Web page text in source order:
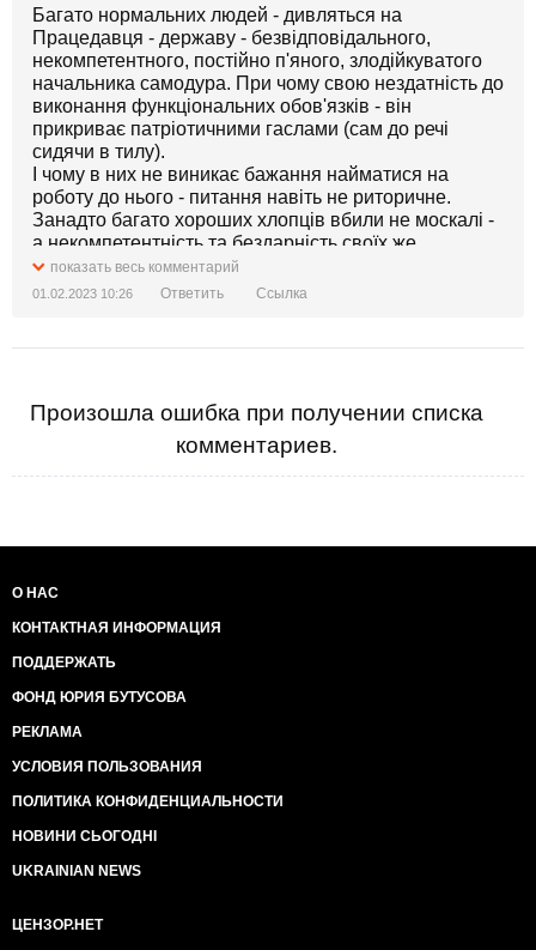
Багато нормальних людей - дивляться на
Працедавця - державу - безвідповідального,
некомпетентного, постійно п'яного, злодійкуватого
начальника самодура. При чому свою нездатність до
виконання функціональних обов'язків - він
прикриває патріотичними гаслами (сам до речі
сидячи в тилу).
І чому в них не виникає бажання найматися на
роботу до нього - питання навіть не риторичне.
Занадто багато хороших хлопців вбили не москалі -
а некомпетентність та бездарність своїх же.
показать весь комментарий
01.02.2023 10:26 Ответить Ссылка
Произошла ошибка при получении списка
комментариев.
О НАС
КОНТАКТНАЯ ИНФОРМАЦИЯ
ПОДДЕРЖАТЬ
ФОНД ЮРИЯ БУТУСОВА
РЕКЛАМА
УСЛОВИЯ ПОЛЬЗОВАНИЯ
ПОЛИТИКА КОНФИДЕНЦИАЛЬНОСТИ
НОВИНИ СЬОГОДНІ
UKRAINIAN NEWS
ЦЕНЗОР.НЕТ